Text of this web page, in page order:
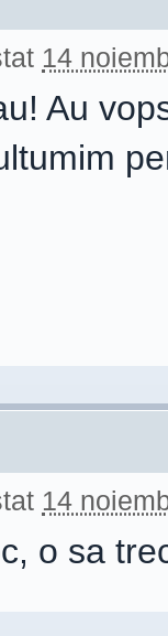
14
Au
14
o sa